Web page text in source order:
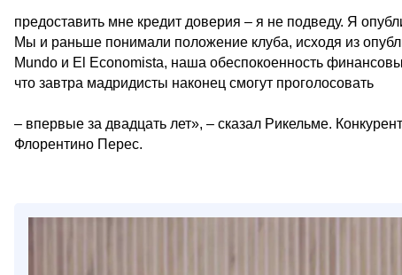
предоставить мне кредит доверия – я не подведу. Я
Мы и раньше понимали положение клуба, исходя из
Mundo и El Economista, наша обеспокоенность
что завтра мадридисты наконец смогут проголосовать
– впервые за двадцать лет», – сказал Рикельме.
Флорентино Перес.